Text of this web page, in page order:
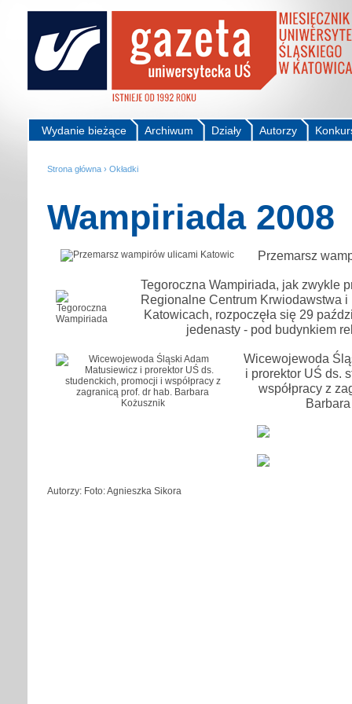
Autorzy
Działy
Archiwum
Wydanie bieżące
Strona główna › Okładki
Wampiriada 2008
Przemarsz
Tegoroczna Wampiriada, jak zwykle
Regionalne Centrum Krwiodawstwa
Katowicach, rozpoczęła się 29
jedenasty - pod budynkiem
Wicewojewoda
i prorektor UŚ ds.
współpracy z
Autorzy: Foto: Agnieszka Sikora